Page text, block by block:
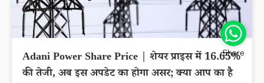
Adani Power Share Price | शेयर प्राइस में 16.65%
की तेजी, अब इस अपडेट का होगा असर; क्या आप का है
Share